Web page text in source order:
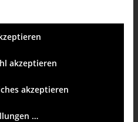
akzeptieren
akzeptieren
…